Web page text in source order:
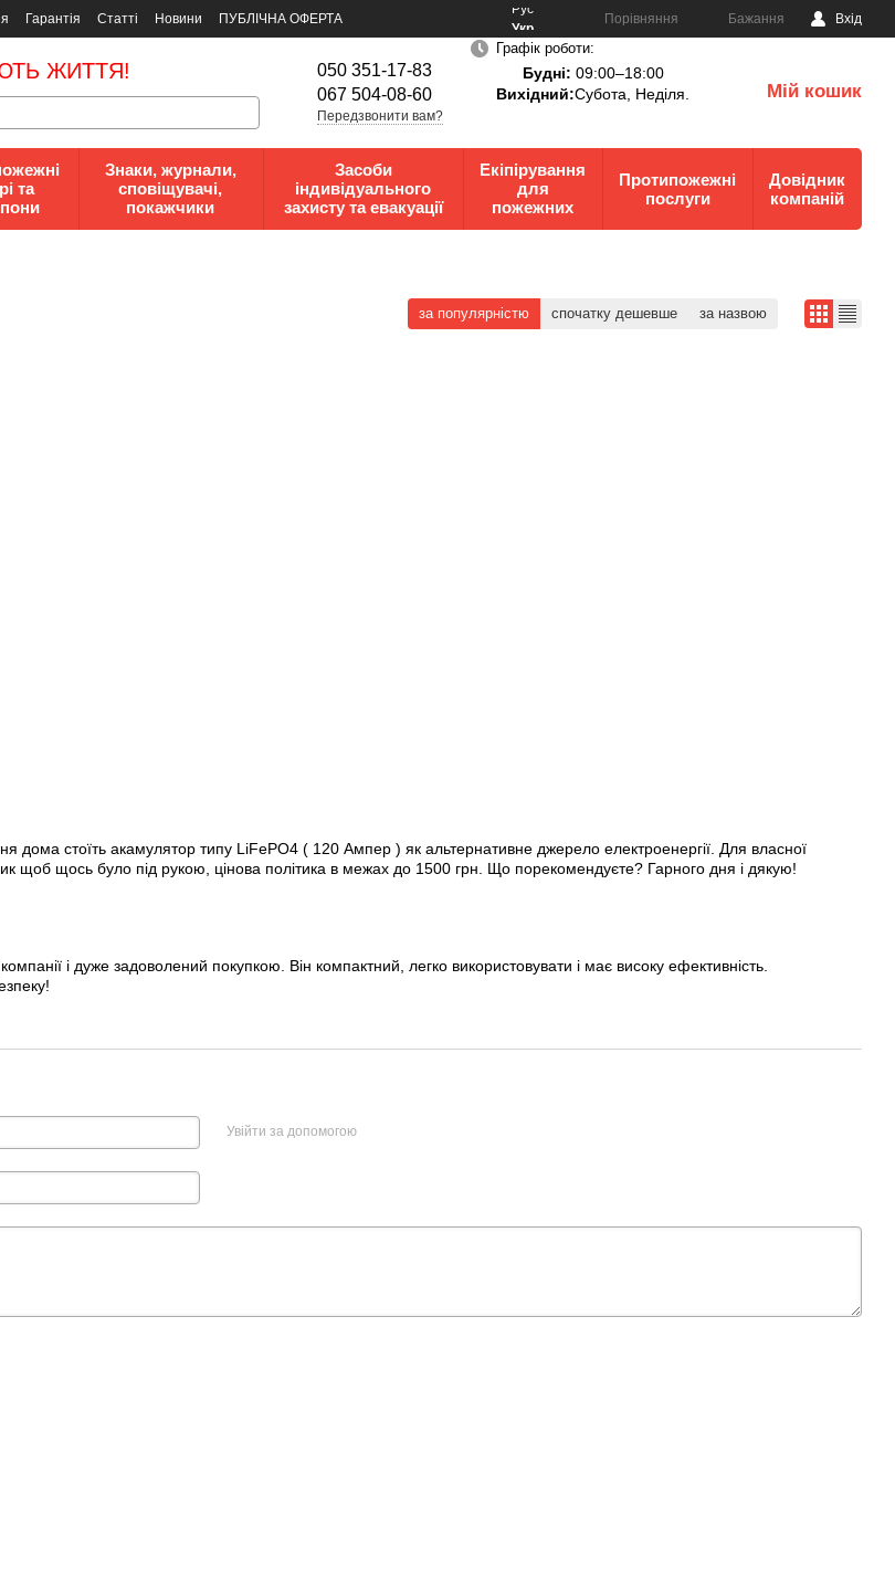
Гарантія Статті Новини
ПУБЛІЧНА ОФЕРТА
Рус
Укр
Порівняння Бажання Вхід
ЖИТТЯ!
050 351-17-83
067 504-08-60
Передзвонити вам?
Графік роботи:
Будні: 09:00–18:00
Вихідний:Субота, Неділя. Мій кошик
та
Знаки, журнали,
сповіщувачі,
покажчики
Засоби
індивідуального
захисту та евакуації
Екіпірування
для
пожежних
Протипожежні
послуги
Довідник
компаній
за популярністю спочатку дешевше за назвою
дома стоїть акамулятор типу LiFePO4 ( 120 Ампер ) як альтернативне джерело електроенергії. Для власної
щоб щось було під рукою, цінова політика в межах до 1500 грн. Що порекомендуєте? Гарного дня і дякую!
і дуже задоволений покупкою. Він компактний, легко використовувати і має високу ефективність.
Увійти за допомогою